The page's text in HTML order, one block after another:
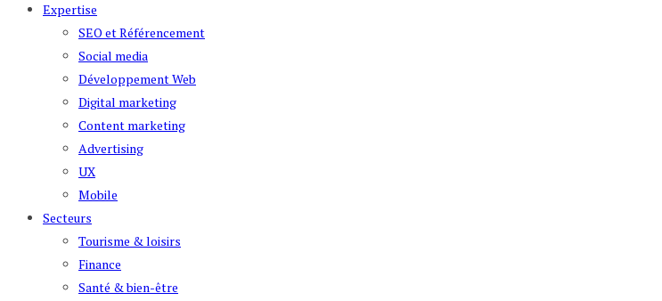
Expertise
SEO et Référencement
Social media
Développement Web
Digital marketing
Content marketing
Advertising
UX
Mobile
Secteurs
Tourisme & loisirs
Finance
Santé & bien-être